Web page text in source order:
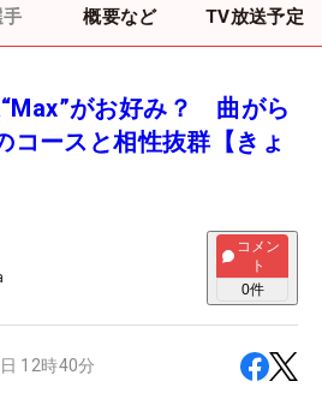
手 概要など TV放送予定
がお好み？ 曲がら
コースと相性抜群【きょ
コメン
ト
0件
12時40分